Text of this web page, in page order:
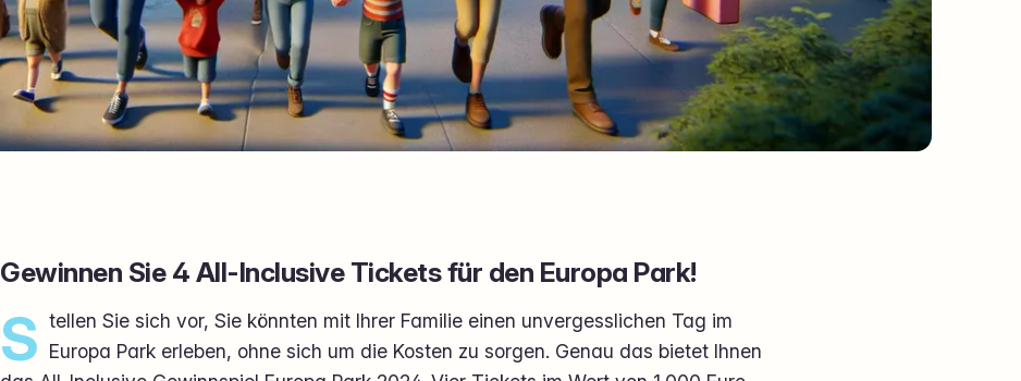
Gewinnen Sie 4 All-Inclusive Tickets für den Europa Park!
S tellen Sie sich vor, Sie könnten mit Ihrer Familie einen unvergesslichen Tag im
Europa Park erleben, ohne sich um die Kosten zu sorgen. Genau das bietet Ihnen